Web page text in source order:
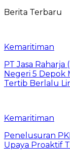
Berita Terbaru
Kemaritiman
PT Jasa
Negeri 5 Depok
Tertib Berlalu
Kemaritiman
Penelusuran
Upaya Proaktif